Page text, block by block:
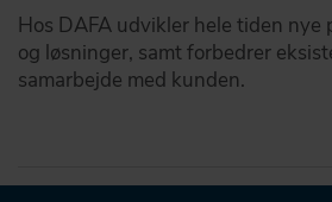
Hos DAFA udvikler hele tiden nye
og løsninger, samt forbedrer
samarbejde med kunden.